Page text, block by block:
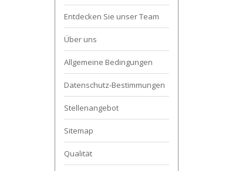
Entdecken Sie unser Team
Über uns
Allgemeine Bedingungen
Datenschutz-Bestimmungen
Stellenangebot
Sitemap
Qualität